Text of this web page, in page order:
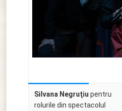
Silvana Negruţiu pentru
rolurile din spectacolul